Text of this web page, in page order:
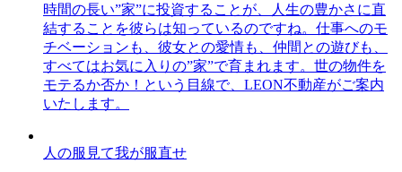
時間の長い”家”に投資することが、人生の豊かさに直
結することを彼らは知っているのですね。仕事へのモ
チベーションも、彼女との愛情も、仲間との遊びも、
すべてはお気に入りの”家”で育まれます。世の物件を
モテるか否か！という目線で、LEON不動産がご案内
いたします。
人の服見て我が服直せ